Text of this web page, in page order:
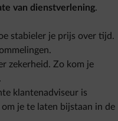
van dienstverlening.
stabieler je prijs over tijd.
zekerheid. Zo kom je
klantenadviseur is
je te laten bijstaan in de